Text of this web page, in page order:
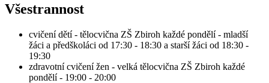
Všestrannost
cvičení dětí - tělocvična ZŠ Zbiroh každé pondělí - mladší
žáci a předškoláci od 17:30 - 18:30 a starší žáci od 18:30 -
19:30
zdravotní cvičení žen - velká tělocvična ZŠ Zbiroh každé
pondělí - 19:00 - 20:00